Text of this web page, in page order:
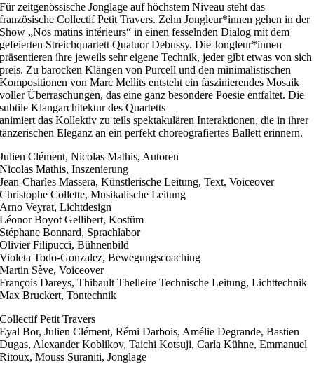
Für zeitgenössische Jonglage auf höchstem Niveau steht das
französische Collectif Petit Travers. Zehn Jongleur*innen gehen in der
Show „Nos matins intérieurs“ in einen fesselnden Dialog mit dem
gefeierten Streichquartett Quatuor Debussy. Die Jongleur*innen
präsentieren ihre jeweils sehr eigene Technik, jeder gibt etwas von sich
preis. Zu barocken Klängen von Purcell und den minimalistischen
Kompositionen von Marc Mellits entsteht ein faszinierendes Mosaik
voller Überraschungen, das eine ganz besondere Poesie entfaltet. Die
subtile Klangarchitektur des Quartetts
animiert das Kollektiv zu teils spektakulären Interaktionen, die in ihrer
tänzerischen Eleganz an ein perfekt choreografiertes Ballett erinnern.
Julien Clément, Nicolas Mathis, Autoren
Nicolas Mathis, Inszenierung
Jean-Charles Massera, Künstlerische Leitung, Text, Voiceover
Christophe Collette, Musikalische Leitung
Arno Veyrat, Lichtdesign
Léonor Boyot Gellibert, Kostüm
Stéphane Bonnard, Sprachlabor
Olivier Filipucci, Bühnenbild
Violeta Todo-Gonzalez, Bewegungscoaching
Martin Sève, Voiceover
François Dareys, Thibault Thelleire Technische Leitung, Lichttechnik
Max Bruckert, Tontechnik
Collectif Petit Travers
Eyal Bor, Julien Clément, Rémi Darbois, Amélie Degrande, Bastien
Dugas, Alexander Koblikov, Taichi Kotsuji, Carla Kühne, Emmanuel
Ritoux, Mouss Suraniti, Jonglage